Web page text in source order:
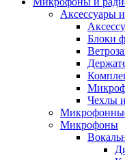
Аксессуары
Блоки
Чехлы
Микрофоны